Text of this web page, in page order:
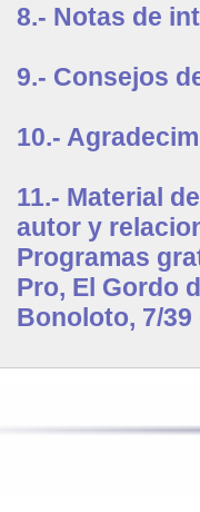
8.- Notas de
9.- Consejos
10.-
11.- Material
autor y
Programas
Pro, El Gordo
Bonoloto, 7/39